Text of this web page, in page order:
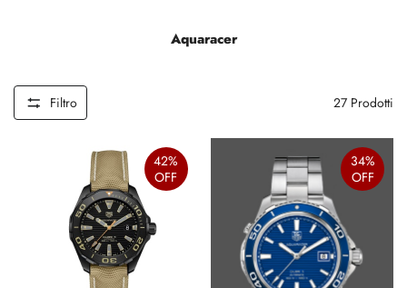
Aquaracer
Filtro 27 Prodotti
42%
OFF
34%
OFF